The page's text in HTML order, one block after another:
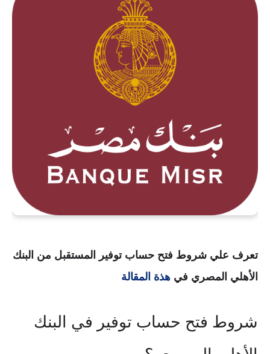
تعرف علي شروط فتح حساب توفير المستقبل من البنك
الأهلي المصري في هذة المقالة
شروط فتح حساب توفير في البنك